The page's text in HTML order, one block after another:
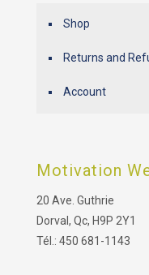
Shop
Returns and
Account
Motivation
20 Ave. Guthrie
Dorval, Qc, H9P 2Y1
Tél.: 450 681-1143